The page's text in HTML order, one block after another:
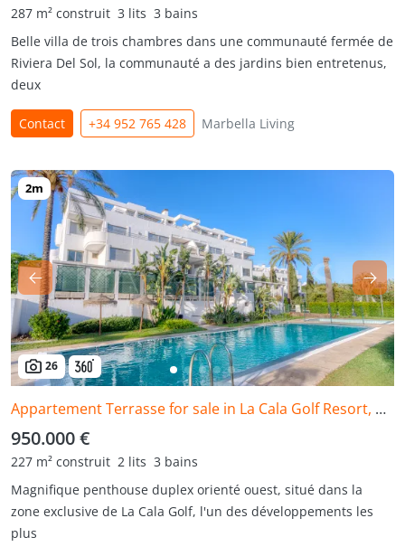
287 m² construit 3 lits 3 bains
Belle villa de trois chambres dans une communauté fermée de
Riviera Del Sol, la communauté a des jardins bien entretenus,
deux
Contact +34 952 765 428 Marbella Living
26
Appartement Terrasse for sale in La Cala Golf Resort, Mijas Costa
950.000 €
227 m² construit 2 lits 3 bains
Magnifique penthouse duplex orienté ouest, situé dans la
zone exclusive de La Cala Golf, l'un des développements les
plus